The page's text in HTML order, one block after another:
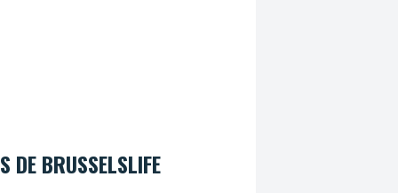
DE BRUSSELSLIFE